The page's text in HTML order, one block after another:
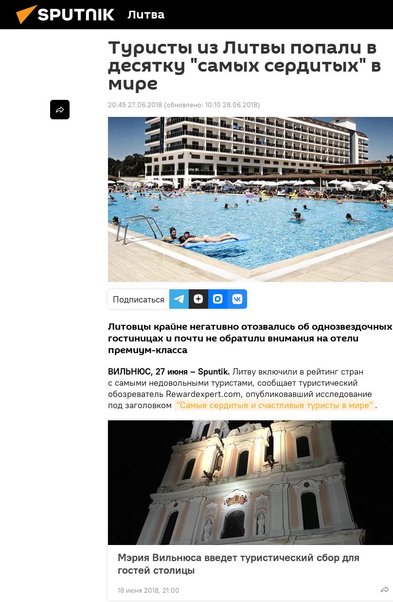
Литва
Туристы из Литвы попали в
десятку "самых сердитых" в
мире
20:45 27.06.2018 (обновлено: 10:10 28.06.2018)
Подписаться
Литовцы крайне негативно отозвались об однозвездочных
гостиницах и почти не обратили внимания на отели
премиум-класса
ВИЛЬНЮС, 27 июня – Spuntik. Литву включили в рейтинг стран
с самыми недовольными туристами, сообщает туристический
обозреватель Rewardexpert.com, опубликовавший исследование
под заголовком "Самые сердитые и счастливые туристы в мире" .
Мэрия Вильнюса введет туристический сбор для
гостей столицы
18 июня 2018, 21:00